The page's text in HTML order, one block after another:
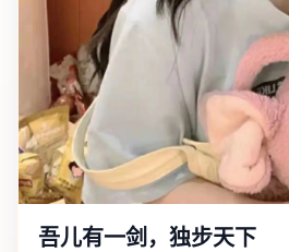
吾儿有一剑，独步天下